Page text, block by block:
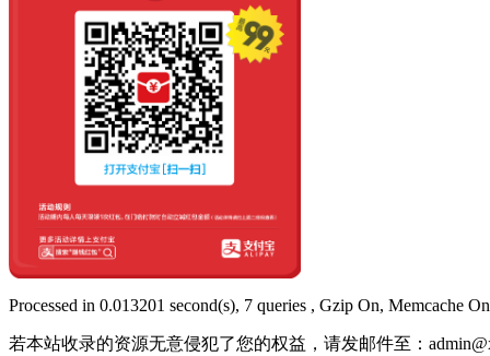
Processed in 0.013201 second(s), 7 queries , Gzip On, Memcache
若本站收录的资源无意侵犯了您的权益，请发邮件至：